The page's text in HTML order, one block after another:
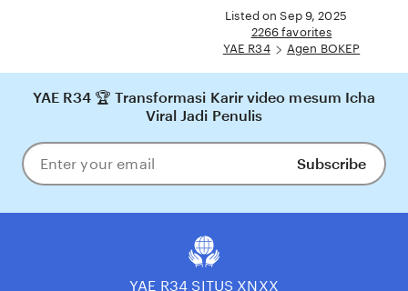
Listed on Sep 9, 2025
2266 favorites
YAE R34
Agen BOKEP
YAE R34 🏆 Transformasi Karir video mesum Icha
Viral Jadi Penulis
Enter
your
Subscribe
YAE R34 SITUS XNXX